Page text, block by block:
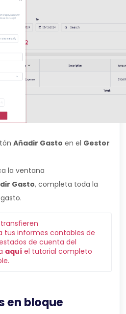
Añadir Gasto en el Gestor
la ventana
Gasto, completa toda la
informes contables de
de cuenta del
aquí el tutorial completo
en bloque